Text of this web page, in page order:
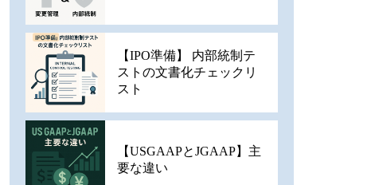
【IPO準備】 内部統制テ
ストの文書化チェックリ
スト
【USGAAPとJGAAP】主
要な違い